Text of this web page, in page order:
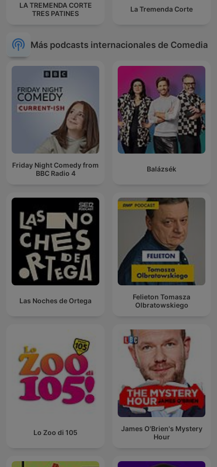
LA TREMENDA CORTE
TRES PATINES
La Tremenda Corte
Más podcasts internacionales de Comedia
Friday Night Comedy from
BBC Radio 4
Balázsék
Las Noches de Ortega
Felieton Tomasza
Olbratowskiego
Lo Zoo di 105
James O'Brien's Mystery
Hour